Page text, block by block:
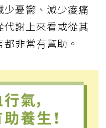
憂鬱、減少痠痛
謝上來看或從其
非常有幫助。